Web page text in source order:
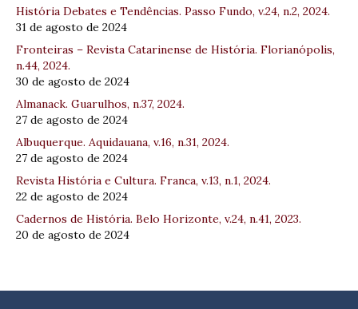
História Debates e Tendências. Passo Fundo, v.24, n.2, 2024.
31 de agosto de 2024
Fronteiras – Revista Catarinense de História. Florianópolis,
n.44, 2024.
30 de agosto de 2024
Almanack. Guarulhos, n.37, 2024.
27 de agosto de 2024
Albuquerque. Aquidauana, v.16, n.31, 2024.
27 de agosto de 2024
Revista História e Cultura. Franca, v.13, n.1, 2024.
22 de agosto de 2024
Cadernos de História. Belo Horizonte, v.24, n.41, 2023.
20 de agosto de 2024